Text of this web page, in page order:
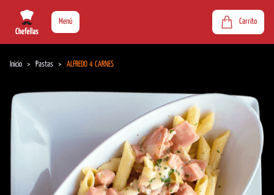
Menú Carrito
Inicio > Pastas > ALFREDO 4 CARNES